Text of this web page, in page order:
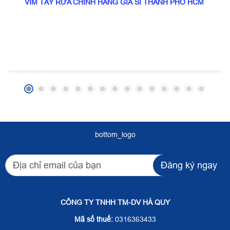
VIM TẨY RỬA CHÍNH HÃNG GIÁ SỈ THÀNH PHỐ HCM
bottom_logo
Đăng ký ngay
CÔNG TY TNHH TM-DV HÀ QUY
Mã số thuế:0316363433